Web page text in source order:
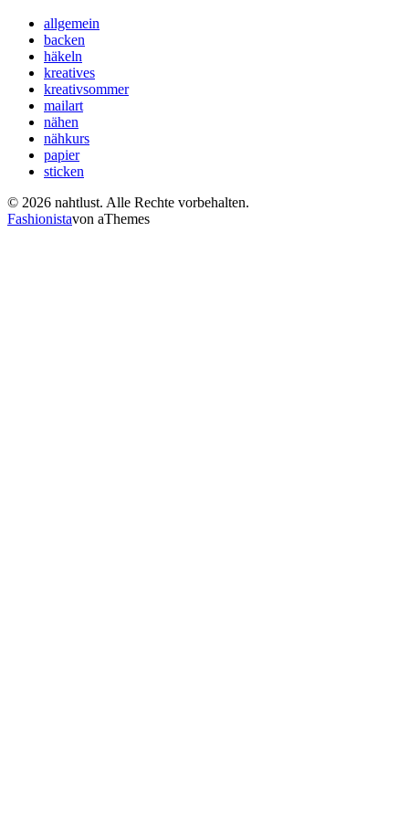
allgemein
backen
häkeln
kreatives
kreativsommer
mailart
nähen
nähkurs
papier
sticken
© 2026 nahtlust. Alle Rechte vorbehalten.
Fashionistavon aThemes